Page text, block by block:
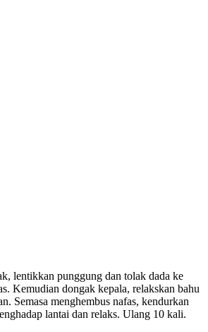
lentikkan punggung dan tolak dada ke
Kemudian dongak kepala, relakskan bahu
Semasa menghembus nafas, kendurkan
lantai dan relaks. Ulang 10 kali.